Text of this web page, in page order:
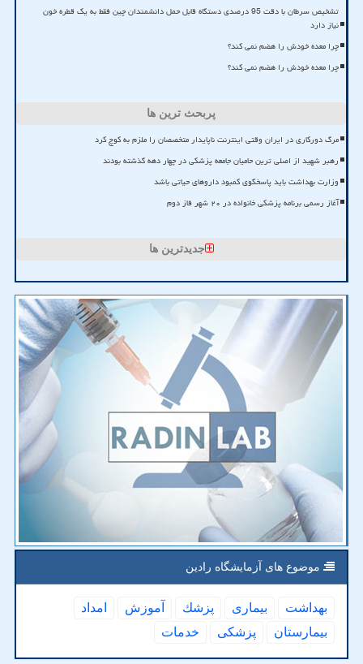
تشخیص سرطان با دقت 95 درصدی دستگاه قابل حمل دانشمندان چین فقط به یک قطره خون
نیاز دارد
چرا معده خودش را هضم نمی کند؟
چرا معده خودش را هضم نمی کند؟
پربحث ترین ها
مرگ دورکاری در ایران وقتی اینترنت ناپایدار متخصصان را ملزم به کوچ کرد
رهبر شهید از اصلی ترین حامیان جامعه پزشکی در چهار دهه گذشته بودند
وزارت بهداشت باید پاسخگوی کمبود داروهای حیاتی باشد
آغاز رسمی برنامه پزشکی خانواده در ۲۰ شهر فاز دوم
جدیدترین ها
موضوع های آزمایشگاه رادین
بهداشت بیماری پزشك آموزش
امداد
بیمارستان
پزشكی خدمات